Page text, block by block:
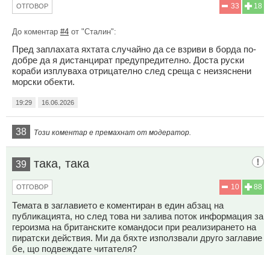
18
33
ОТГОВОР
До коментар #4 от "Сталин":
Пред заплахата яхтата случайно да се взриви в борда по-
добре да я дистанцират предупредително. Доста руски
кораби изплуваха отрицателно след среща с неизяснени
морски обекти.
19:29 16.06.2026
38 Този коментар е премахнат от модератор.
39 така, така
88
10
ОТГОВОР
Темата в заглавието е коментиран в един абзац на
публикацията, но след това ни залива поток информация за
героизма на британските командоси при реализирането на
пиратски действия. Ми да бяхте използвали друго заглавие
бе, що подвеждате читателя?